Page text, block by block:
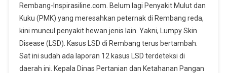
Hewan
LSD
Terdeteksi
Masuk
Rembang-Inspirasiline.com. Belum lagi Penyakit Mulut dan
Kuku (PMK) yang meresahkan peternak di Rembang reda,
kini muncul penyakit hewan jenis lain. Yakni, Lumpy Skin
Disease (LSD). Kasus LSD di Rembang terus bertambah.
Sat ini sudah ada laporan 12 kasus LSD terdeteksi di
daerah ini. Kepala Dinas Pertanian dan Ketahanan Pangan